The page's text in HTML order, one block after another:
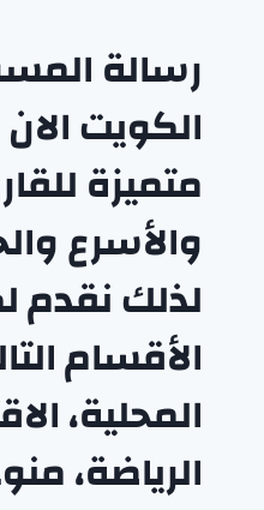
رسالة
الكويت
متميزة
والأسرع
لذلك نقدم
الأقسام
المحلية،
الرياضة،